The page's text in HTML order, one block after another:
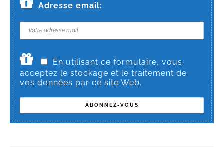
Adresse email:
En utilisant ce formulaire, vous
acceptez le stockage et le traitement de
vos données par ce site Web.